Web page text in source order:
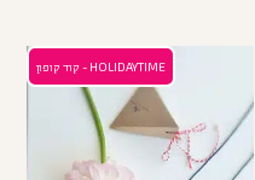
HOLIDAYTIME - קוד קופון